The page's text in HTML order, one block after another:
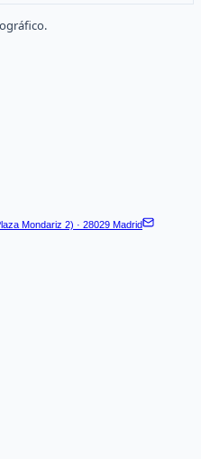
Mondariz 2) · 28029 Madrid